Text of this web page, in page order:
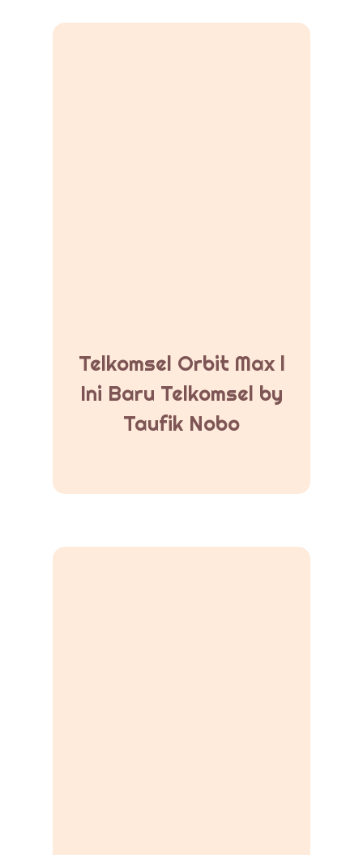
Telkomsel Orbit Max l
Ini Baru Telkomsel by
Taufik Nobo